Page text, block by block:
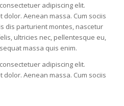
adipiscing elit.
Aenean massa. Cum sociis
dis parturient montes, nascetur
ultricies nec, pellentesque eu,
massa quis enim.
adipiscing elit.
Aenean massa. Cum sociis